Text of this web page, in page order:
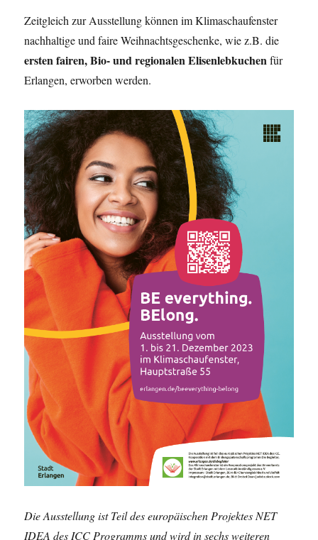
Zeitgleich zur Ausstellung können im Klimaschaufenster
nachhaltige und faire Weihnachtsgeschenke, wie z.B. die
ersten fairen, Bio- und regionalen Elisenlebkuchenfür
Erlangen, erworben werden.
Die Ausstellung ist Teil des europäischen Projektes NET
IDEA des ICC Programms und wird in sechs weiteren